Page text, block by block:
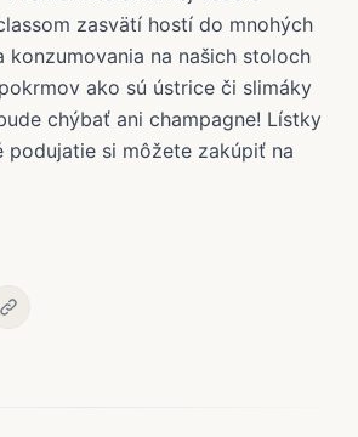
zasvätí hostí do mnohých
konzumovania na našich stoloch
ako sú ústrice či slimáky
chýbať ani champagne! Lístky
podujatie si môžete zakúpiť na